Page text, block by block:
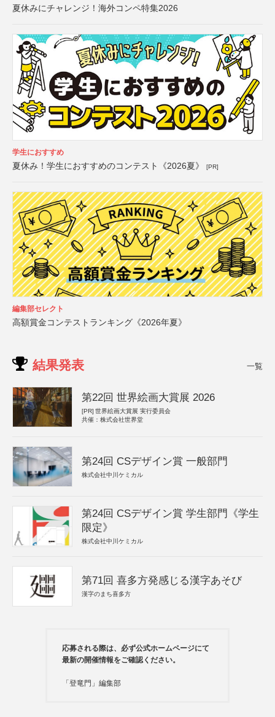
夏休みにチャレンジ！海外コンペ特集2026
学生におすすめ
夏休み！学生におすすめのコンテスト《2026夏》 [PR]
編集部セレクト
高額賞金コンテストランキング《2026年夏》
結果発表 一覧
第22回 世界絵画大賞展 2026
[PR] 世界絵画大賞展 実行委員会
共催：株式会社世界堂
第24回 CSデザイン賞 一般部門
株式会社中川ケミカル
第24回 CSデザイン賞 学生部門《学生
限定》
株式会社中川ケミカル
第71回 喜多方発感じる漢字あそび
漢字のまち喜多方
応募される際は、必ず公式ホームページにて
最新の開催情報をご確認ください。
「登竜門」編集部